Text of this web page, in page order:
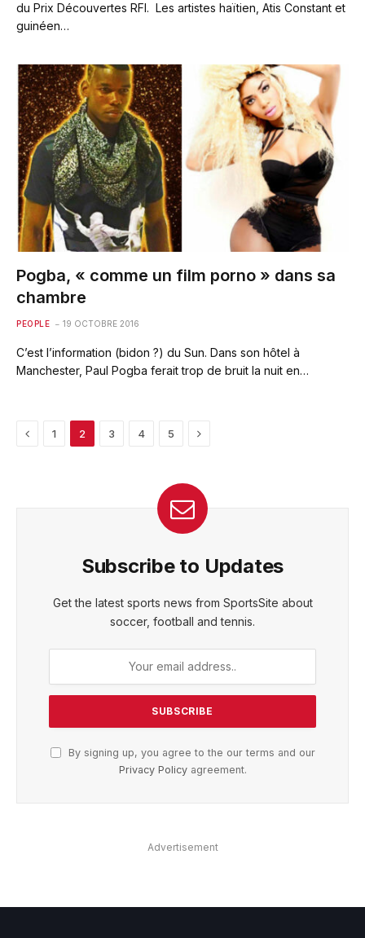
du Prix Découvertes RFI. Les artistes haïtien, Atis Constant et
guinéen…
Pogba, « comme un film porno » dans sa
chambre
PEOPLE 19 OCTOBRE 2016
C’est l’information (bidon ?) du Sun. Dans son hôtel à
Manchester, Paul Pogba ferait trop de bruit la nuit en…
Previous
1 2 3 4 5 Next
Subscribe to Updates
Get the latest sports news from SportsSite about
soccer, football and tennis.
By signing up, you agree to the our terms and our
Privacy Policyagreement.
Advertisement